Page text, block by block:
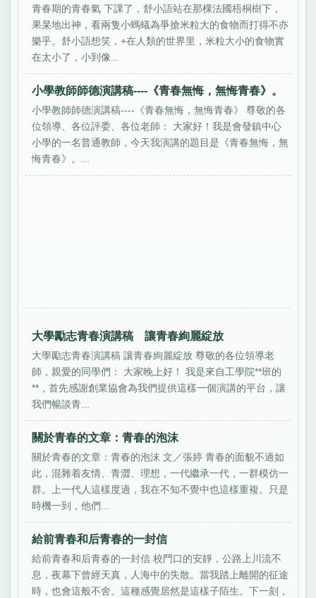
青春期的青春氣 下課了，舒小語站在那棵法國梧桐樹下，
果杲地出神，看兩隻小螞蟻為爭搶米粒大的食物而打得不亦
樂乎。舒小語想笑，+在人類的世界里，米粒大小的食物實
在太小了，小到像...
小學教師師德演講稿----《青春無悔，無悔青春》。
小學教師師德演講稿----《青春無悔，無悔青春》 尊敬的各
位領導、各位評委、各位老師： 大家好！我是會發鎮中心
小學的一名普通教師，今天我演講的題目是《青春無悔，無
悔青春》。...
大學勵志青春演講稿 讓青春絢麗綻放
大學勵志青春演講稿 讓青春絢麗綻放 尊敬的各位領導老
師，親愛的同學們： 大家晚上好！ 我是來自工學院**班的
**，首先感謝創業協會為我們提供這樣一個演講的平台，讓
我們暢談青...
關於青春的文章：青春的泡沫
關於青春的文章：青春的泡沫 文／張婷 青春的面貌不過如
此，混雜着友情、青澀、理想，一代繼承一代，一群模仿一
群。上一代人這樣度過，我在不知不覺中也這樣重複。只是
時機一到，他們...
給前青春和后青春的一封信
給前青春和后青春的一封信 校門口的安靜，公路上川流不
息，夜幕下曾經天真，人海中的失散。當我踏上離開的征途
時，也會這般不舍。這種感覺居然是這樣子陌生。下一刻，